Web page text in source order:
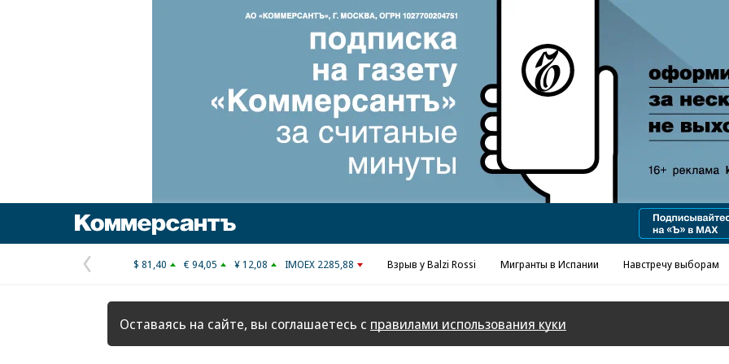
Предыдущая
страница
$ 81,40 € 94,05 ¥ 12,08 IMOEX 2285,88 Взрыв у Balzi Rossi Мигранты в Испании Навстречу выборам
Оставаясь на сайте, вы соглашаетесь с правилами использования куки